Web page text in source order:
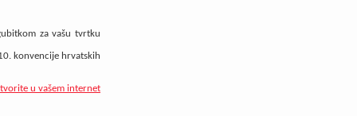
za vašu tvrtku
konvencije hrvatskih
u vašem internet